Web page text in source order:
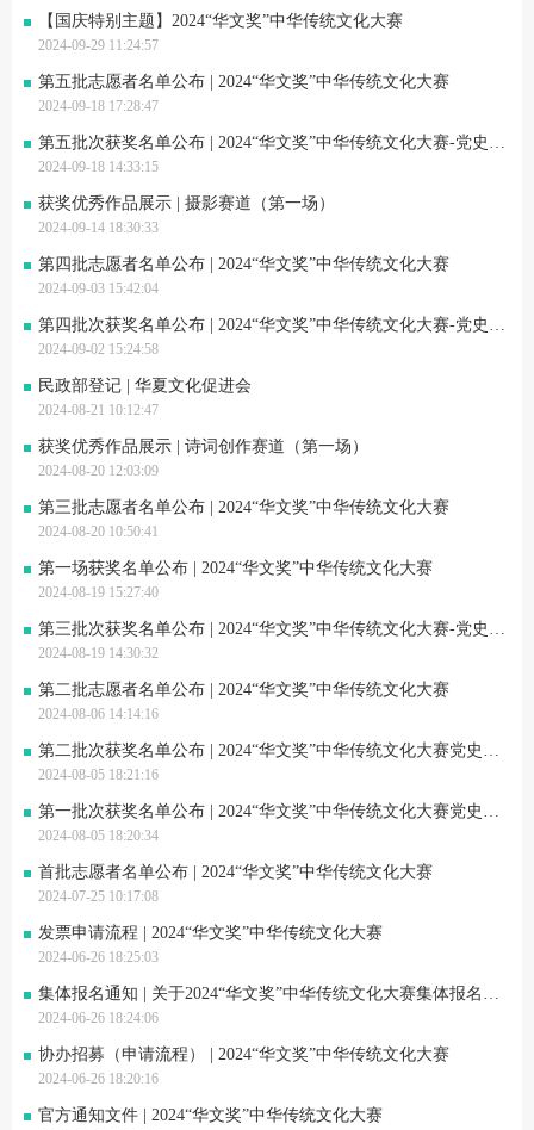
【国庆特别主题】2024“华文奖”中华传统文化大赛
2024-09-29 11:24:57
第五批志愿者名单公布 | 2024“华文奖”中华传统文化大赛
2024-09-18 17:28:47
第五批次获奖名单公布 | 2024“华文奖”中华传统文化大赛-党史知识竞答赛道
2024-09-18 14:33:15
获奖优秀作品展示 | 摄影赛道（第一场）
2024-09-14 18:30:33
第四批志愿者名单公布 | 2024“华文奖”中华传统文化大赛
2024-09-03 15:42:04
第四批次获奖名单公布 | 2024“华文奖”中华传统文化大赛-党史知识竞答赛道
2024-09-02 15:24:58
民政部登记 | 华夏文化促进会
2024-08-21 10:12:47
获奖优秀作品展示 | 诗词创作赛道（第一场）
2024-08-20 12:03:09
第三批志愿者名单公布 | 2024“华文奖”中华传统文化大赛
2024-08-20 10:50:41
第一场获奖名单公布 | 2024“华文奖”中华传统文化大赛
2024-08-19 15:27:40
第三批次获奖名单公布 | 2024“华文奖”中华传统文化大赛-党史知识竞答赛道
2024-08-19 14:30:32
第二批志愿者名单公布 | 2024“华文奖”中华传统文化大赛
2024-08-06 14:14:16
第二批次获奖名单公布 | 2024“华文奖”中华传统文化大赛党史知识竞答赛道
2024-08-05 18:21:16
第一批次获奖名单公布 | 2024“华文奖”中华传统文化大赛党史知识竞答赛道
2024-08-05 18:20:34
首批志愿者名单公布 | 2024“华文奖”中华传统文化大赛
2024-07-25 10:17:08
发票申请流程 | 2024“华文奖”中华传统文化大赛
2024-06-26 18:25:03
集体报名通知 | 关于2024“华文奖”中华传统文化大赛集体报名通知
2024-06-26 18:24:06
协办招募（申请流程） | 2024“华文奖”中华传统文化大赛
2024-06-26 18:20:16
官方通知文件 | 2024“华文奖”中华传统文化大赛